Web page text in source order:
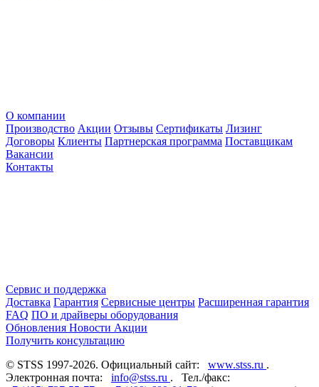
О компании
Производство Акции Отзывы Сертификаты Лизинг
Договоры Клиенты Партнерская программа Поставщикам
Вакансии
Контакты
Сервис и поддержка
Доставка Гарантия Сервисные центры Расширенная гарантия
FAQ ПО и драйверы оборудования
Обновления Новости Акции
Получить консультацию
© STSS 1997-2026. Официальный сайт: www.stss.ru .
Электронная почта: info@stss.ru . Тел./факс: